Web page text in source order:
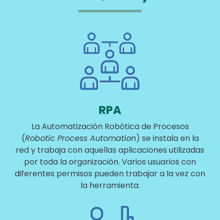
RPA
La Automatización Robótica de Procesos
(Robotic Process Automation) se instala en la
red y trabaja con aquellas aplicaciones utilizadas
por toda la organización. Varios usuarios con
diferentes permisos pueden trabajar a la vez con
la herramienta.